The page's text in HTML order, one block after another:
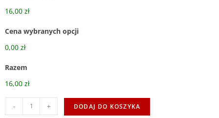
16,00 zł
Cena wybranych opcji
0,00 zł
Razem
16,00 zł
- + DODAJ DO KOSZYKA